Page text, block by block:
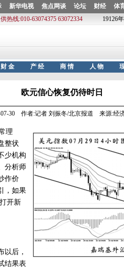
欧元信心恢复仍待时日
30 作者:记者 刘振冬/北京报道 来源:经
理
整状
少机构
分析师
作价
，如果
开新
后，
结果表